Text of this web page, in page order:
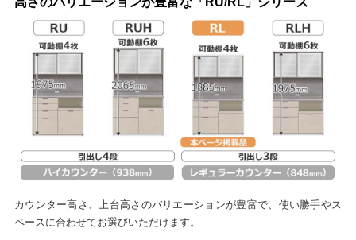
カウンター高さ、上台高さのバリエーションが豊富で、使い勝手やス
ペースに合わせてお選びいただけます。